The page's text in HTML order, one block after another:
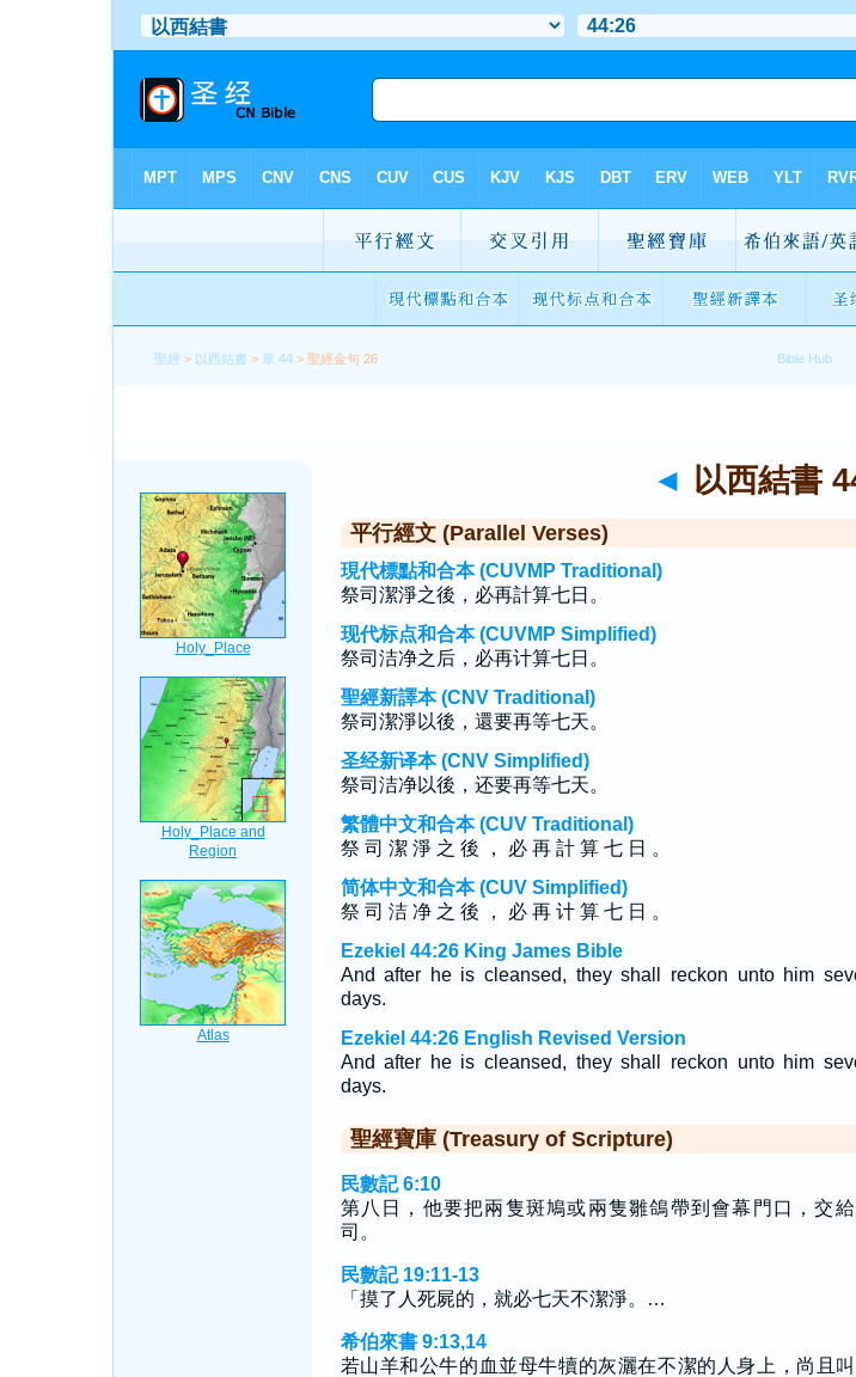
聖經 > 以西結書 > 章 44 > 聖經金句 26
◄ 以西結書
平行經文 (Parallel Verses)
現代標點和合本 (CUVMP Traditional)
祭司潔淨之後，必再計算七日。
现代标点和合本 (CUVMP Simplified)
祭司洁净之后，必再计算七日。
聖經新譯本 (CNV Traditional)
祭司潔淨以後，還要再等七天。
圣经新译本 (CNV Simplified)
祭司洁净以後，还要再等七天。
繁體中文和合本 (CUV Traditional)
祭 司 潔 淨 之 後 ， 必 再 計 算 七 日 。
简体中文和合本 (CUV Simplified)
祭 司 洁 净 之 後 ， 必 再 计 算 七 日 。
Ezekiel 44:26 King James Bible
And after he is cleansed, they shall reckon unto him
days.
Ezekiel 44:26 English Revised Version
And after he is cleansed, they shall reckon unto him
days.
聖經寶庫 (Treasury of Scripture)
民數記 6:10
第八日，他要把兩隻斑鳩或兩隻雛鴿帶到會幕門口，交
司。
民數記 19:11-13
「摸了人死屍的，就必七天不潔淨。…
希伯來書 9:13,14
若山羊和公牛的血並母牛犢的灰灑在不潔的人身上，尚且叫